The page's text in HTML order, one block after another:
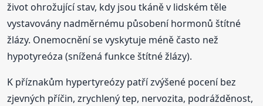
život ohrožující stav, kdy jsou tkáně v lidském těle
vystavovány nadměrnému působení hormonů štítné
žlázy. Onemocnění se vyskytuje méně často než
hypotyreóza (snížená funkce štítné žlázy).
K příznakům hypertyreózy patří zvýšené pocení bez
zjevných příčin, zrychlený tep, nervozita, podrážděnost,